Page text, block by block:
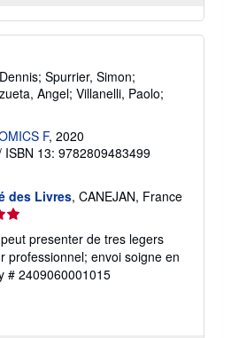
Spurrier, Simon;
Angel; Villanelli, Paolo;
F, 2020
ISBN 13: 9782809483499
des Livres, CANEJAN, France
presenter de tres legers
professionnel; envoi soigne en
# 2409060001015